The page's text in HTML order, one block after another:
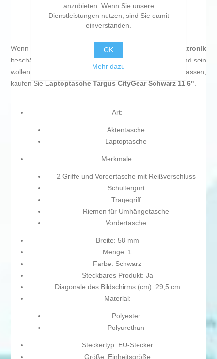
Wenn Sie sich leidenschaftlich mit
IT und Elektronik
beschäftigen, mit der Technologie auf dem neuesten Stand sein
wollen und nicht einmal die winzigsten Einzelheiten auslassen,
kaufen Sie Laptoptasche Targus CityGear Schwarz 11,6".
Art:
Aktentasche
Laptoptasche
Merkmale:
2 Griffe und Vordertasche mit Reißverschluss
Schultergurt
Tragegriff
Riemen für Umhängetasche
Vordertasche
Breite: 58 mm
Menge: 1
Farbe: Schwarz
Steckbares Produkt: Ja
Diagonale des Bildschirms (cm): 29,5 cm
Material:
Polyester
Polyurethan
Steckertyp: EU-Stecker
Größe: Einheitsgröße
anzubieten. Wenn Sie unsere
Dienstleistungen nutzen, sind Sie damit
einverstanden.
OK
Mehr dazu